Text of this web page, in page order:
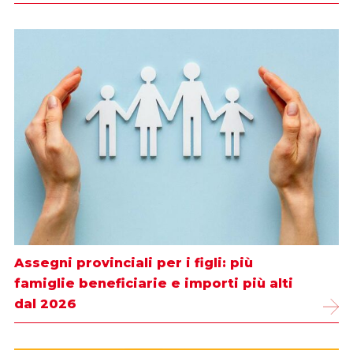
Assegni provinciali per i figli: più
famiglie beneficiarie e importi più alti
dal 2026